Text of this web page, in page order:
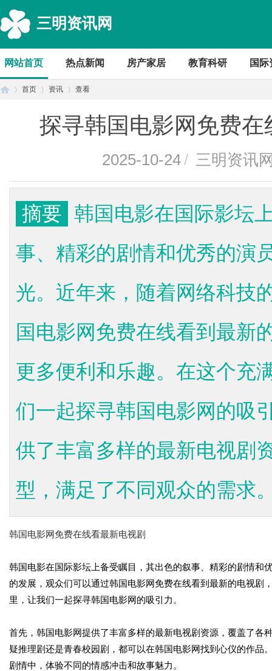
三明资讯网
网站首页 热点新闻 房产家居 教育科研 国际
首页 资讯 查看
探寻韩国电影网免费
2025-10-24/ 三明资讯
摘要 韩国电影在国际影坛
事、精彩的剧情和优秀的演
光。近年来，随着网络科技
国电影网免费在线看到最新
更多便利和乐趣。在这个充
们一起探寻韩国电影网的吸
供了丰富多样的最新电视剧
型，满足了不同观众的需求
韩国电影网免费在线看最新电视剧
韩国电影在国际影坛上备受瞩目，其出色的叙事、精彩的剧情和
的发展，观众们可以通过韩国电影网免费在线看到最新的电视
里，让我们一起探寻韩国电影网的吸引力。
首先，韩国电影网提供了丰富多样的最新电视剧资源，覆盖了各
疑推理剧还是青春校园剧，都可以在韩国电影网找到心仪的作
剧情中，体验不同的情感冲击和故事魅力。